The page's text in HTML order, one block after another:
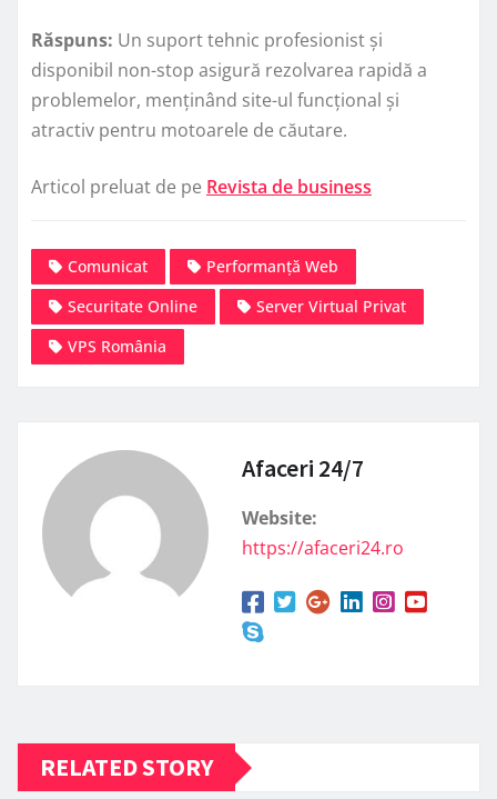
Răspuns: Un suport tehnic profesionist și
disponibil non-stop asigură rezolvarea rapidă a
problemelor, menținând site-ul funcțional și
atractiv pentru motoarele de căutare.
Articol preluat de pe Revista de business
Comunicat
Performanță Web
Securitate Online
Server Virtual Privat
VPS România
Afaceri 24/7
Website:
https://afaceri24.ro
RELATED STORY